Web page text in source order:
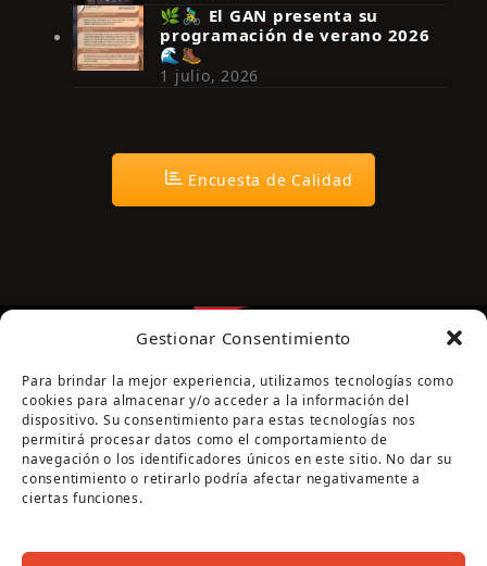
Gestionar Consentimiento
Para brindar la mejor experiencia, utilizamos tecnologías como
cookies para almacenar y/o acceder a la información del
dispositivo. Su consentimiento para estas tecnologías nos
permitirá procesar datos como el comportamiento de
navegación o los identificadores únicos en este sitio. No dar su
consentimiento o retirarlo podría afectar negativamente a
ciertas funciones.
🌿🚴‍♂️ El GAN presenta su
programación de verano 2026
🌊🥾
1 julio, 2026
Encuesta de Calidad
Página cofinanciada por la Diputación de Córdoba